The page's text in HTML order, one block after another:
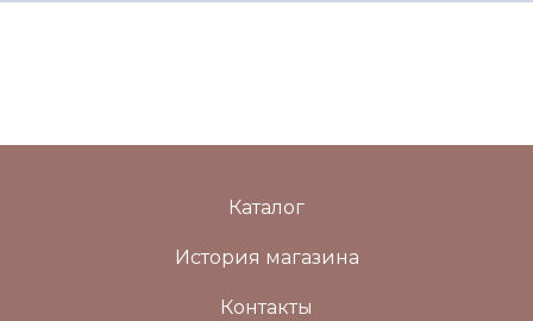
Каталог
История магазина
Контакты